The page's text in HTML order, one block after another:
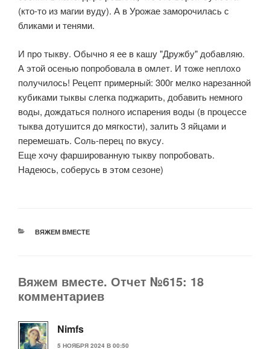
(кто-то из магии вуду). А в Урожае заморочилась с
бликами и тенями.
И про тыкву. Обычно я ее в кашу "Дружбу" добавляю.
А этой осенью попробовала в омлет. И тоже неплохо
получилось! Рецепт примерный: 300г мелко нарезанной
кубиками тыквы слегка поджарить, добавить немного
воды, дождаться полного испарения воды (в процессе
тыква дотушится до мягкости), залить 3 яйцами и
перемешать. Соль-перец по вкусу.
Еще хочу фаршированную тыкву попробовать.
Надеюсь, соберусь в этом сезоне)
РУБРИКИ
ВЯЖЕМ ВМЕСТЕ
Вяжем вместе. Отчет №615: 18
комментариев
Nimfs
5 НОЯБРЯ 2024 В 00:50